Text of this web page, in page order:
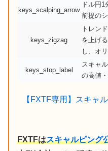
keys_scalping_arrow
ドル円
前提の
keys_zigzag
トレン
を上げ
し、オ
keys_stop_label
スキャ
の高値
【FXTF専用】スキャ
FXTFはスキャルピング